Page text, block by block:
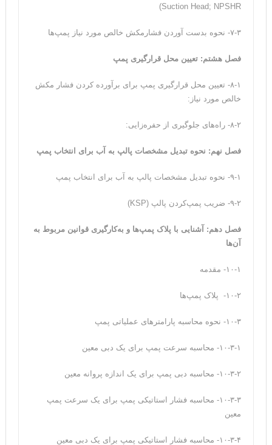
Suction Head; NPSHR)
۷-۳- نحوه بدست آوردن فشارمکش خالص مورد نیاز پمپ‌ها
فصل هشتم: تعیین محل قرارگیری پمپ
۸-۱- تعیین محل قرارگیری پمپ برای برآورده کردن فشار مکش
خالص مورد نیاز:
۸-۲- راه‌های جلوگیری از حفره‌زایی:
فصل نهم: نحوه تبدیل مشخصات پالپ به آب برای انتخاب پمپ
۹-۱- نحوه تبدیل مشخصات پالپ به آب برای انتخاب پمپ
۹-۲- ضریب پمپ‌کردن پالپ (KSP)
فصل دهم: آشنایی با پلاک پمپ‌ها و به‌کارگیری قوانین مربوط به
آن‌ها
۱۰-۱- مقدمه
۱۰-۲- پلاک پمپ‌ها
۱۰-۳- نحوه محاسبه‌ پارامترهای عملیاتی پمپ
۱۰-۳-۱- محاسبه‌ سرعت پمپ برای یک دبی معین
۱۰-۳-۲- محاسبه‌ دبی پمپ برای یک اندازه‌ پروانه‌ معین
۱۰-۳-۳- محاسبه‌ فشار استاتیکی پمپ برای یک سرعت پمپ
معین
۱۰-۳-۴- محاسبه‌ فشار استاتیکی پمپ برای یک دبی معین